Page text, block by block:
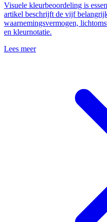
Visuele kleurbeoordeling is
artikel beschrijft de vijf
waarnemingsvermogen,
en kleurnotatie.
Lees meer